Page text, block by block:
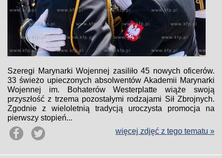
Szeregi Marynarki Wojennej zasiliło 45 nowych oficerów.
33 świeżo upieczonych absolwentów Akademii Marynarki
Wojennej im. Bohaterów Westerplatte wiąże swoją
przyszłość z trzema pozostałymi rodzajami Sił Zbrojnych.
Zgodnie z wieloletnią tradycją uroczysta promocja na
pierwszy stopień...
więcej zdjęć z tego tematu »